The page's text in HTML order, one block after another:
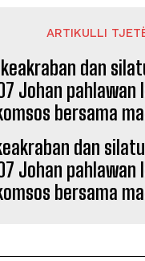
ARTIKULLI
dan
Johan pahlawan
bersama